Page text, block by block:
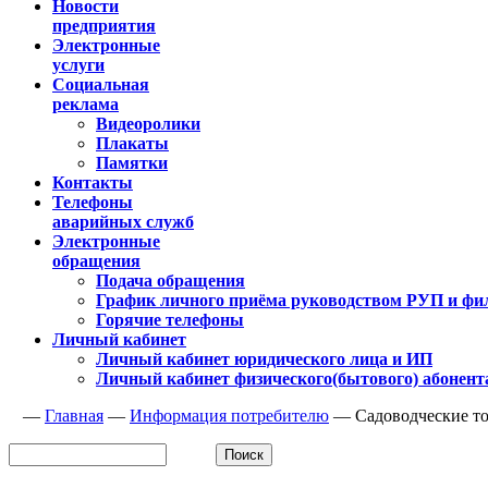
Новости
предприятия
Электронные
услуги
Социальная
реклама
Видеоролики
Плакаты
Памятки
Контакты
Телефоны
аварийных служб
Электронные
обращения
Подача обращения
График личного приёма руководством РУП и
Горячие телефоны
Личный кабинет
Личный кабинет юридического лица и ИП
Личный кабинет физического(бытового)
— Главная — Информация потребителю — Садоводческие